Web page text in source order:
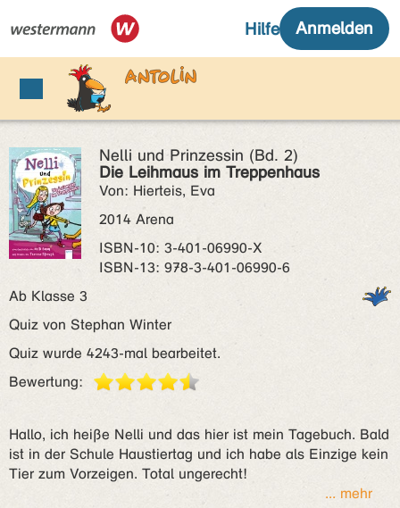
Nelli und Prinzessin (Bd. 2)
Die Leihmaus im Treppenhaus
Von: Hierteis, Eva
2014 Arena
ISBN‑10: 3-401-06990-X
ISBN‑13: 978-3-401-06990-6
Ab Klasse 3
Quiz von Stephan Winter
Quiz wurde 4243-mal bearbeitet.
Bewertung:
Hallo, ich heiße Nelli und das hier ist mein Tagebuch. Bald
ist in der Schule Haustiertag und ich habe als Einzige kein
Tier zum Vorzeigen. Total ungerecht!
... mehr